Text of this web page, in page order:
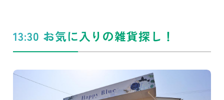
13:30 お気に入りの雑貨探し！